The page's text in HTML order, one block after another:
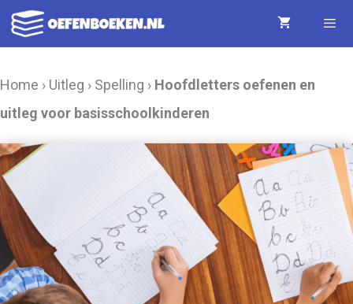
Ga
naar
Home › Uitleg › Spelling › Hoofdletters oefenen en
uitleg voor basisschoolkinderen